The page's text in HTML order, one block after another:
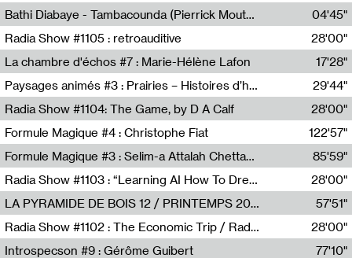
Théo Robine-Langlois,LD Beat
Bathi Diabaye - Tambacounda (Pierrick Mouton)
Pierrick Mouton,Bathi Diabaye
04'45"
Radia Show #1105 : retroauditive
Soundart Radio
28'00"
La chambre d'échos #7 : Marie-Hélène Lafon
Revue Les Chambres,Marie-Hélène Lafon
17'28"
Paysages animés #3 : Prairies – Histoires d’herbes et d’humains
Anne Simon
29'44"
Radia Show #1104: The Game, by D A Calf
Radio One NZ
28'00"
Formule Magique #4 : Christophe Fiat
Nathalie Lacroix
122'57"
Formule Magique #3 : Selim-a Attalah Chettaoui
Nathalie Lacroix,Selim-a Attalah Chettaoui
85'59"
Radia Show #1103 : “Learning AI How To Dream” by Sebastian Dingens (Radio Campus Bruxelles)
Radio Campus Bruxelles
28'00"
LA PYRAMIDE DE BOIS 12 / PRINTEMPS 2026
Sammy Stein
57'51"
Radia Show #1102 : The Economic Trip / Radio Grenouille
Radio Grenouille
28'00"
Introspecson #9 : Gérôme Guibert
77'10"